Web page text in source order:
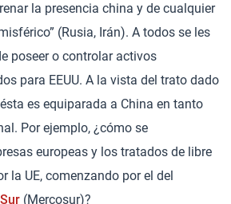
la presencia china y de cualquier
(Rusia, Irán). A todos se les
poseer o controlar activos
para EEUU. A la vista del trato dado
es equiparada a China en tanto
Por ejemplo, ¿cómo se
europeas y los tratados de libre
la UE, comenzando por el del
(Mercosur)?